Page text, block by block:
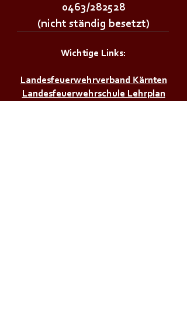
0463/282528
(nicht ständig besetzt)
Wichtige Links:
Landesfeuerwehrverband Kärnten
Landesfeuerwehrschule Lehrplan